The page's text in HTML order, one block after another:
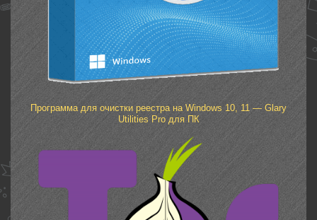
Программа для очистки реестра на Windows 10, 11 — Glary
Utilities Pro для ПК